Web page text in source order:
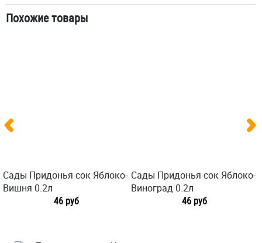
Похожие товары
Сады Придонья сок Яблоко-
Вишня 0.2л
46 руб
Сады Придонья сок Яблоко-
Виноград 0.2л
46 руб